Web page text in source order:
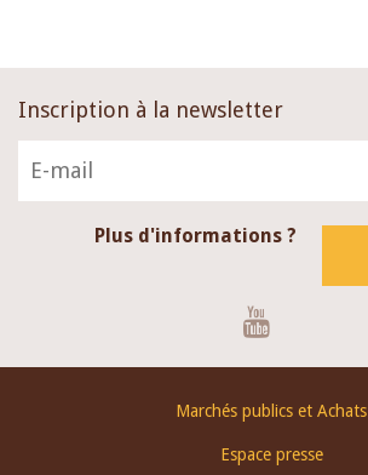
Inscription à la newsletter
Plus d'informations ?
Marchés publics et Achats
Espace presse